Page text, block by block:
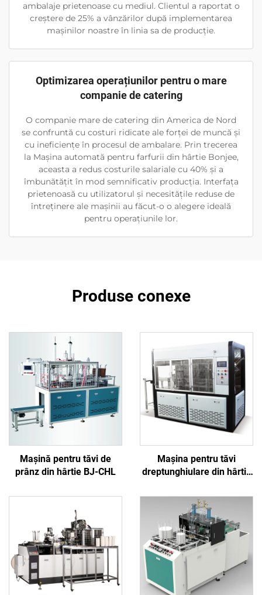
ambalaje prietenoase cu mediul. Clientul a raportat o
creștere de 25% a vânzărilor după implementarea
mașinilor noastre în linia sa de producție.
Optimizarea operațiunilor pentru o mare
companie de catering
O companie mare de catering din America de Nord
se confruntă cu costuri ridicate ale forței de muncă și
cu ineficiențe în procesul de ambalare. Prin trecerea
la Mașina automată pentru farfurii din hârtie Bonjee,
aceasta a redus costurile salariale cu 40% și a
îmbunătățit în mod semnificativ producția. Interfața
prietenoasă cu utilizatorul și necesitățile reduse de
întreținere ale mașinii au făcut-o o alegere ideală
pentru operațiunile lor.
Produse conexe
Mașină pentru tăvi de
prânz din hârtie BJ-CHL
Mașina pentru tăvi
dreptunghiulare din hârtie
CHX